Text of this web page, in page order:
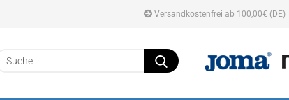
Versandkostenfrei ab 100,00€ (DE)
Suche...